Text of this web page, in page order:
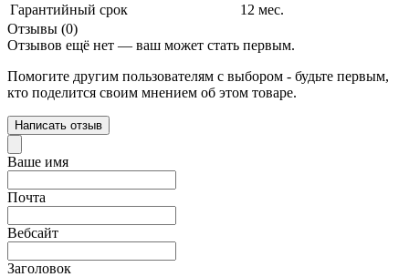
Гарантийный срок
12 мес.
Отзывы (0)
Отзывов ещё нет — ваш может стать первым.
Помогите другим пользователям с выбором - будьте первым,
кто поделится своим мнением об этом товаре.
Написать отзыв
Ваше имя
Почта
Вебсайт
Заголовок